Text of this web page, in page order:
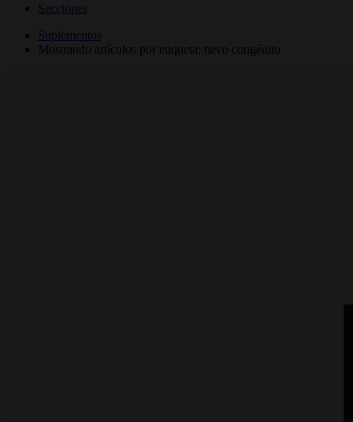
Secciones
Suplementos
Mostrando artículos por etiqueta: nevo congénito